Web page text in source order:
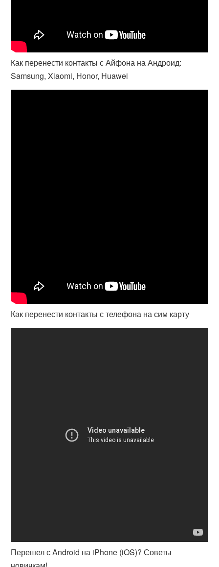
Как перенести контакты с Айфона на Андроид:
Samsung, Xiaomi, Honor, Huawei
Как перенести контакты с телефона на сим карту
Перешел с Android на iPhone (iOS)? Советы